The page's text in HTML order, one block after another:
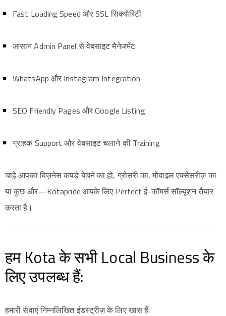
Fast Loading Speed और SSL सिक्योरिटी
आसान Admin Panel से वेबसाइट मैनेजमेंट
WhatsApp और Instagram Integration
SEO Friendly Pages और Google Listing
ग्राहक Support और वेबसाइट चलाने की Training
चाहे आपका बिज़नेस कपड़े बेचने का हो, ग्रोसरी का, मोबाइल एक्सेसरीज़ का
या कुछ और—Kotapride आपके लिए Perfect ई-कॉमर्स सॉल्यूशन तैयार
करता है।
हम Kota के सभी Local Business के
लिए उपलब्ध हैं:
हमारी सेवाएं निम्नलिखित इंडस्ट्रीज़ के लिए खास हैं: